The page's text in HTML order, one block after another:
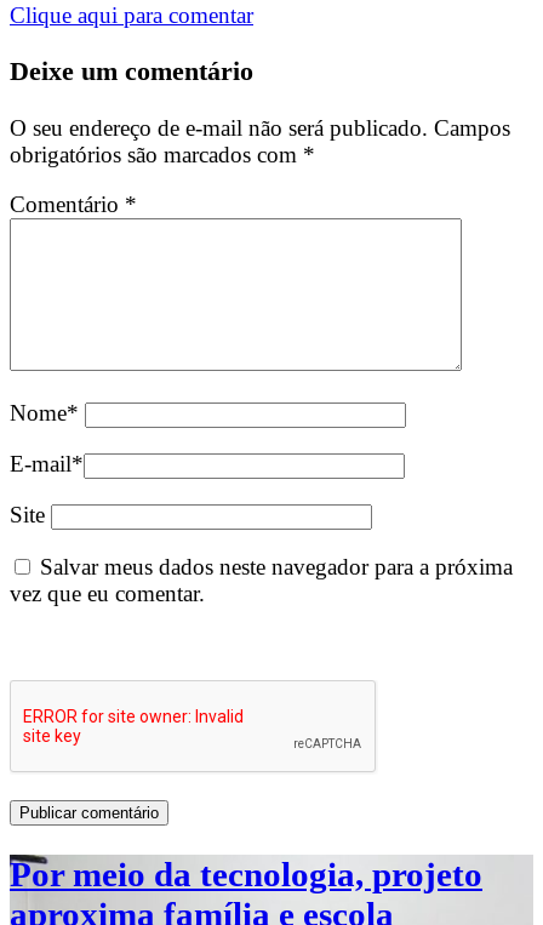
Clique aqui para comentar
Deixe um comentário
O seu endereço de e-mail não será publicado. Campos
obrigatórios são marcados com *
Comentário *
Nome*
E-mail*
Site
Salvar meus dados neste navegador para a próxima
vez que eu comentar.
Por meio da tecnologia, projeto
aproxima família e escola